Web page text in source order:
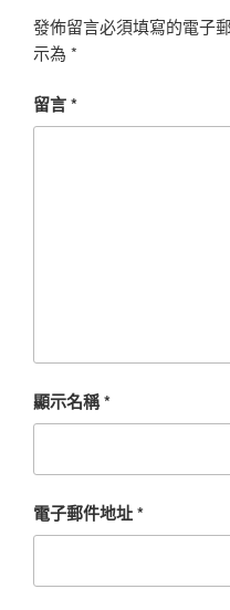
發佈留言必須填寫的電子
示為 *
留言*
顯示名稱*
電子郵件地址*